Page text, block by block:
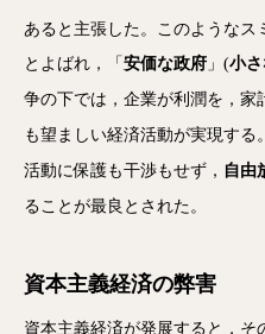
あると主張した。このようなス
とよばれ，「 安価な政府 」(小
争の下では，企業が利潤を，家
も望ましい経済活動が実現す
活動に保護も干渉もせず， 自由
ることが最良とされた。
資本主義経済の弊害
資本主義経済が発展すると，そ